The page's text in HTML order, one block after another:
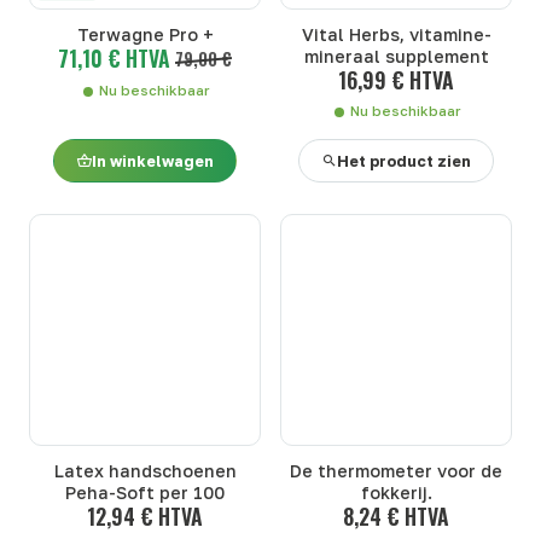
Terwagne Pro +
71,10 € HTVA 79,00 €
Nu beschikbaar
In winkelwagen
Vital Herbs, vitamine-
mineraal supplement
16,99 € HTVA
Nu beschikbaar
Het product zien
Latex handschoenen
Peha-Soft per 100
12,94 € HTVA
De thermometer voor de
fokkerij.
8,24 € HTVA